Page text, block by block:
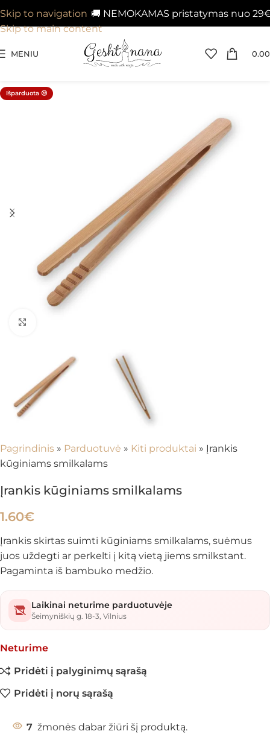
🚚 NEMOKAMAS pristatymas nuo 29€ į
Skip to navigation
Skip to main content
MENIU 0.00
Išparduota 😔
Pagrindinis » Parduotuvė » Kiti produktai » Įrankis
kūginiams smilkalams
Įrankis kūginiams smilkalams
1.60€
Įrankis skirtas suimti kūginiams smilkalams, suėmus
juos uždegti ar perkelti į kitą vietą jiems smilkstant.
Pagaminta iš bambuko medžio.
Laikinai neturime parduotuvėje
Šeimyniškių g. 18-3, Vilnius
Neturime
Pridėti į palyginimų sąrašą
Pridėti į norų sąrašą
7 žmonės dabar žiūri šį produktą.